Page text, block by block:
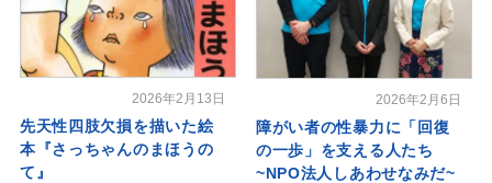
2026年2月13日
先天性四肢欠損を描いた絵
本『さっちゃんのまほうの
て』
2026年2月6日
障がい者の性暴力に「回復
の一歩」を支える人たち
~NPO法人しあわせなみだ~